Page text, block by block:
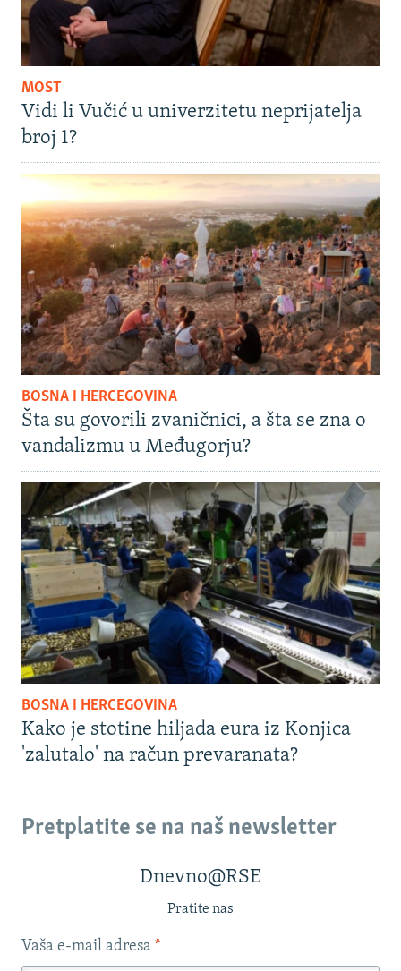
MOST
Vidi li Vučić u univerzitetu neprijatelja
broj 1?
BOSNA I HERCEGOVINA
Šta su govorili zvaničnici, a šta se zna o
vandalizmu u Međugorju?
BOSNA I HERCEGOVINA
Kako je stotine hiljada eura iz Konjica
'zalutalo' na račun prevaranata?
Pretplatite se na naš newsletter
Dnevno@RSE
Pratite nas
Vaša e-mail adresa *